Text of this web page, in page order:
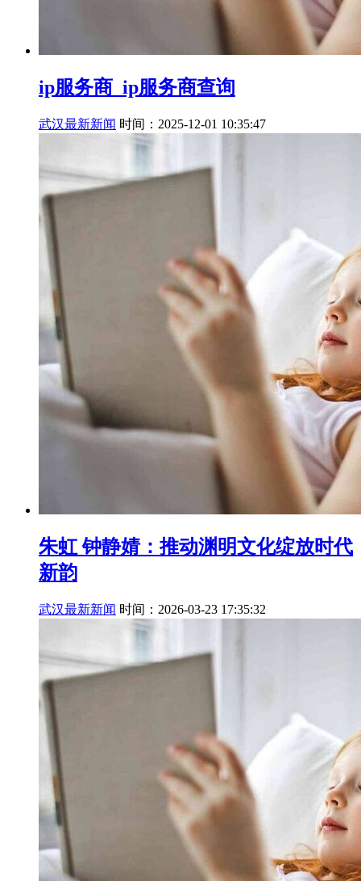
ip服务商_ip服务商查询
武汉最新新闻 时间：2025-12-01 10:35:47
朱虹 钟静婧：推动渊明文化绽放时代
新韵
武汉最新新闻 时间：2026-03-23 17:35:32